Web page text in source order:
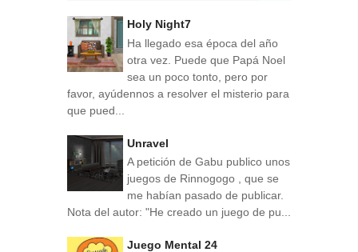
Holy Night7
Ha llegado esa época del año
otra vez. Puede que Papá Noel
sea un poco tonto, pero por
favor, ayúdennos a resolver el misterio para
que pued...
Unravel
A petición de Gabu publico unos
juegos de Rinnogogo , que se
me habían pasado de publicar.
Nota del autor: "He creado un juego de pu...
Juego Mental 24